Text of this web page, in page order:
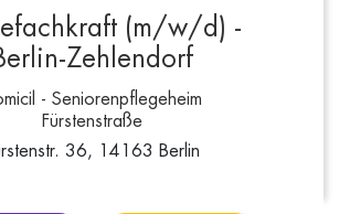
(m/w/d) -
Zehlendorf
- Seniorenpflegeheim
Fürstenstraße
36, 14163 Berlin